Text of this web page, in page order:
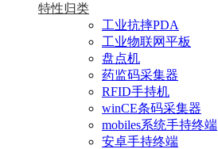
特性归类
工业抗摔PDA
工业物联网平板
盘点机
药监码采集器
RFID手持机
winCE条码采集器
mobiles系统手持终端
安卓手持终端